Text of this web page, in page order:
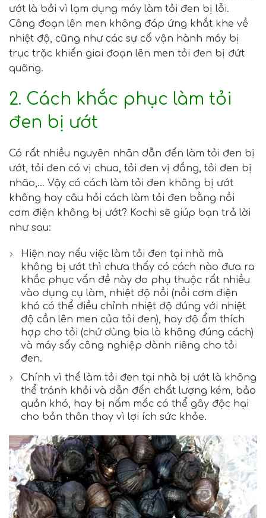
ướt là bởi vì lạm dụng máy làm tỏi đen bị lỗi.
Công đoạn lên men không đáp ứng khắt khe về
nhiệt độ, cũng như các sự cố vận hành máy bị
trục trặc khiến giai đoạn lên men tỏi đen bị đứt
quãng.
2. Cách khắc phục làm tỏi
đen bị ướt
Có rất nhiều nguyên nhân dẫn đến làm tỏi đen bị
ướt, tỏi đen có vị chua, tỏi đen vị đắng, tỏi đen bị
nhão,… Vậy có cách làm tỏi đen không bị ướt
không hay câu hỏi cách làm tỏi đen bằng nồi
cơm điện không bị ướt? Kochi sẽ giúp bạn trả lời
như sau:
Hiện nay nếu việc làm tỏi đen tại nhà mà
không bị ướt thì chưa thấy có cách nào đưa ra
khắc phục vấn đề này do phụ thuộc rất nhiều
vào dụng cụ làm, nhiệt độ nồi (nồi cơm điện
khó có thể điều chỉnh nhiệt độ đúng với nhiệt
độ cần lên men của tỏi đen), hay độ ẩm thích
hợp cho tỏi (chứ dùng bia là không đúng cách)
và máy sấy công nghiệp dành riêng cho tỏi
đen.
Chính vì thế làm tỏi đen tại nhà bị ướt là không
thể tránh khỏi và dẫn đến chất lượng kém, bảo
quản khó, hay bị nấm mốc có thể gây độc hại
cho bản thân thay vì lợi ích sức khỏe.